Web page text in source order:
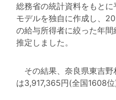
総務省の統計資料をもと
モデルを独自に作成し、
の給与所得者に絞った年
推定しました。
その結果、奈良県東吉野
は3,917,365円(全国1608位